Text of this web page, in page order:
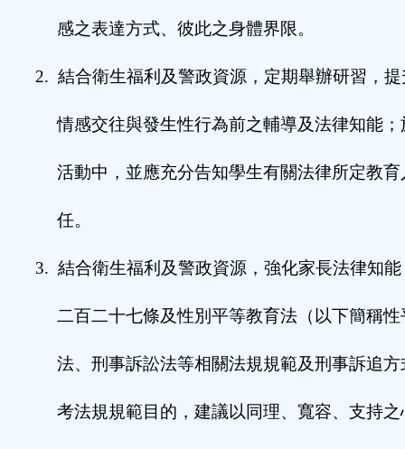
感之表達方式、彼此之身體界限。
2. 結合衛生福利及警政資源，定期舉辦研習，
情感交往與發生性行為前之輔導及法律知能
活動中，並應充分告知學生有關法律所定教
任。
3. 結合衛生福利及警政資源，強化家長法律知
二百二十七條及性別平等教育法（以下簡稱
法、刑事訴訟法等相關法規規範及刑事訴追
考法規規範目的，建議以同理、寬容、支持